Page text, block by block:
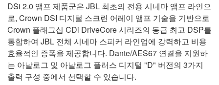
DSi 2.0 앰프 제품군은 JBL 최초의 전용 시네마 앰프 라인으
로, Crown DSI 디지털 스크린 어레이 앰프 기술을 기반으로
Crown 플래그십 CDi DriveCore 시리즈의 동급 최고 DSP를
통합하여 JBL 전체 시네마 스피커 라인업에 강력하고 비용
효율적인 증폭을 제공합니다. Dante/AES67 연결을 지원하
는 아날로그 및 아날로그 플러스 디지털 "D" 버전의 3가지
출력 구성 중에서 선택할 수 있습니다.